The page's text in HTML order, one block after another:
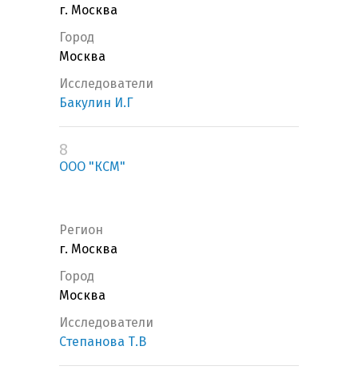
г. Москва
Город
Москва
Исследователи
Бакулин И.Г
8
ООО "КСМ"
Регион
г. Москва
Город
Москва
Исследователи
Степанова Т.В